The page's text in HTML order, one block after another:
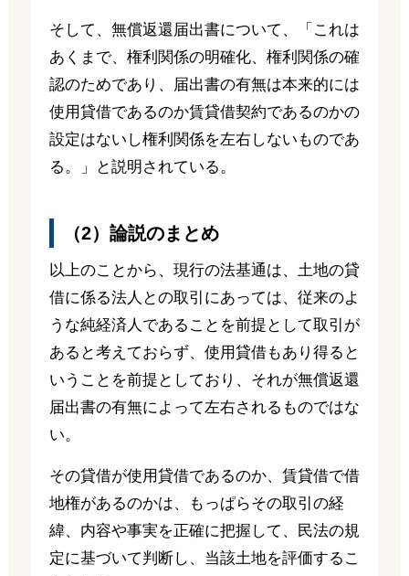
そして、無償返還届出書について、「これは
あくまで、権利関係の明確化、権利関係の確
認のためであり、届出書の有無は本来的には
使用貸借であるのか賃貸借契約であるのかの
設定はないし権利関係を左右しないものであ
る。」と説明されている。
（2）論説のまとめ
以上のことから、現行の法基通は、土地の貸
借に係る法人との取引にあっては、従来のよ
うな純経済人であることを前提として取引が
あると考えておらず、使用貸借もあり得ると
いうことを前提としており、それが無償返還
届出書の有無によって左右されるものではな
い。
その貸借が使用貸借であるのか、賃貸借で借
地権があるのかは、もっぱらその取引の経
緯、内容や事実を正確に把握して、民法の規
定に基づいて判断し、当該土地を評価するこ